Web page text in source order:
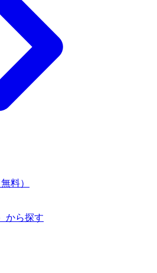
料）
から探す